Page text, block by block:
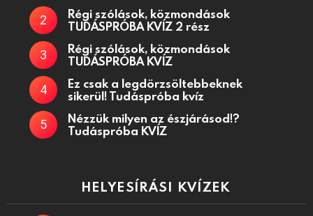
Régi szólások, közmondások
TUDÁSPRÓBA KVÍZ 2 rész
Régi szólások, közmondások
TUDÁSPRÓBA KVÍZ
Ez csak a legdörzsöltebbeknek
sikerül! Tudáspróba kvíz
Nézzük milyen az észjárásod!?
Tudáspróba KVÍZ
HELYESÍRÁSI KVÍZEK